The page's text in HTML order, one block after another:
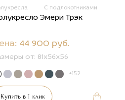
С подлокотниками
Эмери Трэк
44 900 руб.
от: 81х56х56
+152
Купить в 1 клик